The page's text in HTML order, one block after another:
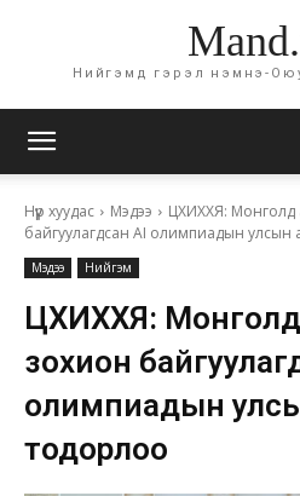
Нийгэмд гэрэл нэмнэ-
Нүүр хуудас Мэдээ
ЦХИХХЯ: Монголд
байгуулагдсан AI олимпиадын улсын
Мэдээ Нийгэм
ЦХИХХЯ: Монголд
зохион
олимпиадын
тодорлоо